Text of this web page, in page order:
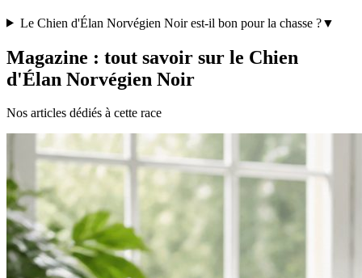
Le Chien d'Élan Norvégien Noir est-il bon pour la chasse ?▼
Magazine : tout savoir sur le Chien
d'Élan Norvégien Noir
Nos articles dédiés à cette race